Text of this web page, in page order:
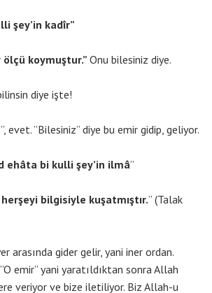
şey’in kadîr”
koymuştur.”Onu bilesiniz diye.
diye işte!
evet. ”Bilesiniz” diye bu emir gidip, geliyor.
ehâta bi kulli şey’in ilmâ”
bilgisiyle kuşatmıştır.” (Talak
arasında gider gelir, yani iner ordan.
emir” yani yaratıldıktan sonra Allah
veriyor ve bize iletiliyor. Biz Allah-u